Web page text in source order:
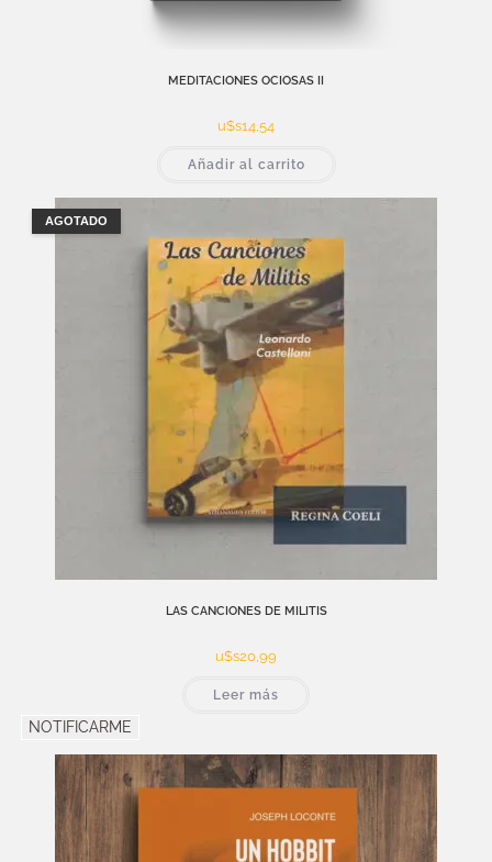
MEDITACIONES OCIOSAS II
u$s14,54
Añadir al carrito
AGOTADO
LAS CANCIONES DE MILITIS
u$s20,99
Leer más
NOTIFICARME